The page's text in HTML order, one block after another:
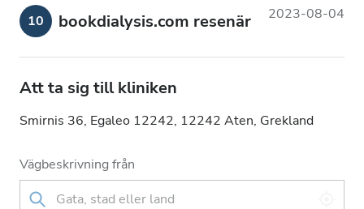
10 bookdialysis.com resenär 2023-08-04
Att ta sig till kliniken
Smirnis 36, Egaleo 12242, 12242 Aten, Grekland
Vägbeskrivning från